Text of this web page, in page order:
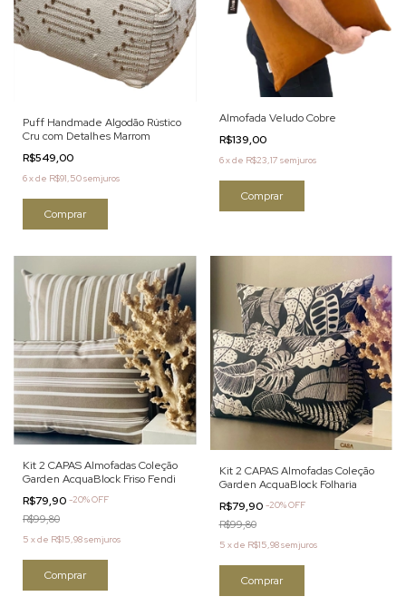
Puff Handmade Algodão Rústico
Cru com Detalhes Marrom
R$549,00
6xde R$91,50sem juros
Almofada Veludo Cobre
R$139,00
6xde R$23,17 sem juros
Kit 2 CAPAS Almofadas Coleção
Garden AcquaBlock Friso Fendi
R$79,90 -20%OFF
R$99,80
5 xde R$15,98sem juros
Comprar
Kit 2 CAPAS Almofadas Coleção
Garden AcquaBlock Folharia
R$79,90 -20%OFF
R$99,80
5 xde R$15,98sem juros
Comprar